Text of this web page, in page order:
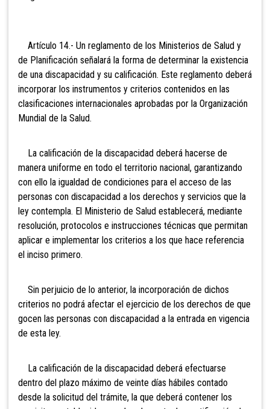
Artículo 14.- Un reglamento de los Ministerios de Salud y
de Planificación señalará la forma de determinar la existencia
de una discapacidad y su calificación. Este reglamento deberá
incorporar los instrumentos y criterios contenidos en las
clasificaciones internacionales aprobadas por la Organización
Mundial de la Salud.
La calificación de la discapacidad deberá hacerse de
manera uniforme en todo el territorio nacional, garantizando
con ello la igualdad de condiciones para el acceso de las
personas con discapacidad a los derechos y servicios que la
ley contempla. El Ministerio de Salud establecerá, mediante
resolución, protocolos e instrucciones técnicas que permitan
aplicar e implementar los criterios a los que hace referencia
el inciso primero.
Sin perjuicio de lo anterior, la incorporación de dichos
criterios no podrá afectar el ejercicio de los derechos de que
gocen las personas con discapacidad a la entrada en vigencia
de esta ley.
La calificación de la discapacidad deberá efectuarse
dentro del plazo máximo de veinte días hábiles contado
desde la solicitud del trámite, la que deberá contener los